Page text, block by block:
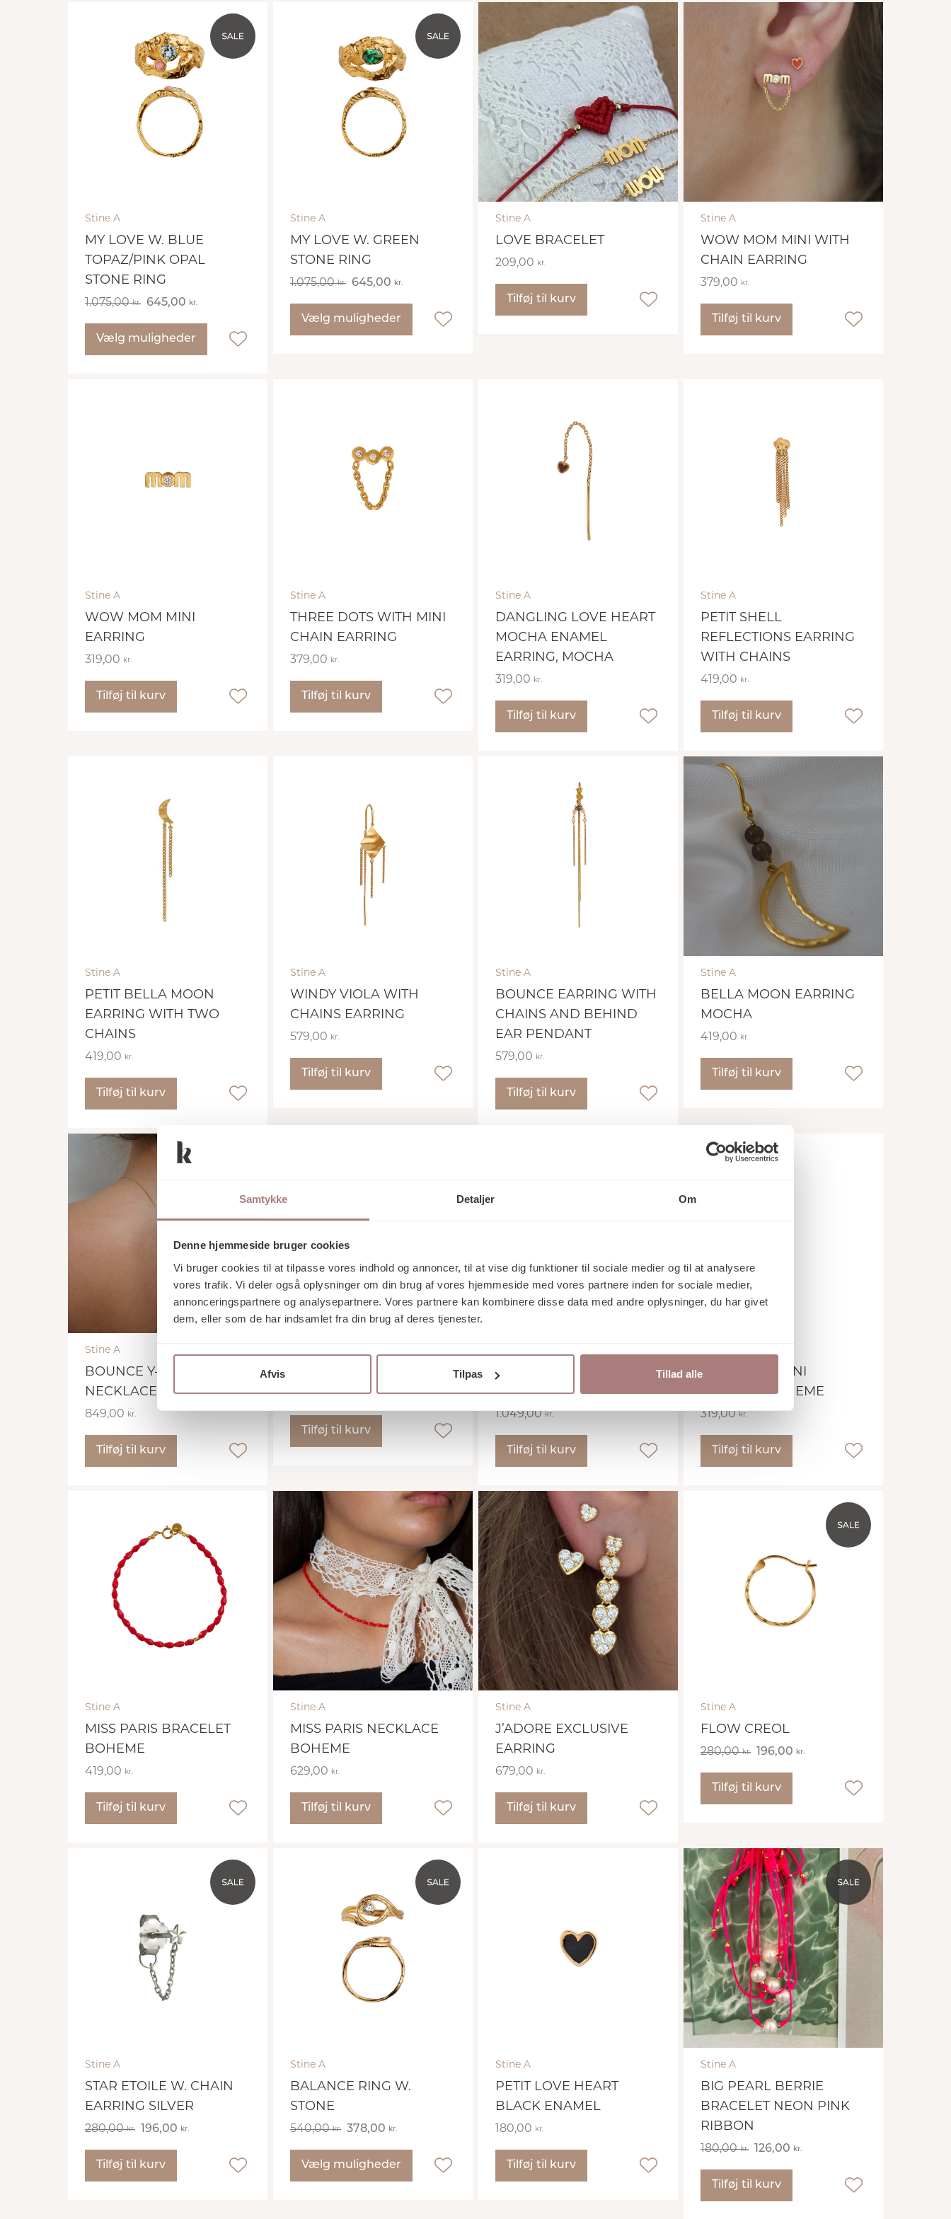
Samtykke Detaljer Om
Denne hjemmeside bruger cookies
Vi bruger cookies til at tilpasse vores indhold og annoncer, til at vise dig funktioner til sociale medier og til at analysere
vores trafik. Vi deler også oplysninger om din brug af vores hjemmeside med vores partnere inden for sociale medier,
annonceringspartnere og analysepartnere. Vores partnere kan kombinere disse data med andre oplysninger, du har givet
dem, eller som de har indsamlet fra din brug af deres tjenester.
Afvis Tilpas Tillad alle
Stine A
MY LOVE W. BLUE
TOPAZ/PINK OPAL
STONE RING
1.075,00kr. 645,00 kr.
Vælg muligheder
Stine A
MY LOVE W. GREEN
STONE RING
1.075,00kr. 645,00 kr.
Vælg muligheder
Stine A
LOVE BRACELET
209,00 kr.
Tilføj til kurv
Stine A
WOW MOM MINI WITH
CHAIN EARRING
379,00 kr.
Tilføj til kurv
Stine A
WOW MOM MINI
EARRING
319,00 kr.
Tilføj til kurv
Stine A
THREE DOTS WITH MINI
CHAIN EARRING
379,00 kr.
Tilføj til kurv
Stine A
DANGLING LOVE HEART
MOCHA ENAMEL
EARRING, MOCHA
319,00 kr.
Tilføj til kurv
Stine A
PETIT SHELL
REFLECTIONS EARRING
WITH CHAINS
419,00 kr.
Tilføj til kurv
Stine A
PETIT BELLA MOON
EARRING WITH TWO
CHAINS
419,00 kr.
Tilføj til kurv
Stine A
WINDY VIOLA WITH
CHAINS EARRING
579,00 kr.
Tilføj til kurv
Stine A
BOUNCE EARRING WITH
CHAINS AND BEHIND
EAR PENDANT
579,00 kr.
Tilføj til kurv
Stine A
BELLA MOON EARRING
MOCHA
419,00 kr.
Tilføj til kurv
Stine A
BOUNCE Y-SHAPE
NECKLACE
849,00 kr.
Tilføj til kurv
419,00kr.
Tilføj til kurv
PEARLIE NECKLACE
MOCHA
1.049,00kr.
Tilføj til kurv
MISS PARIS MINI
EARRING BOHEME
319,00kr.
Tilføj til kurv
Stine A
MISS PARIS BRACELET
BOHEME
419,00 kr.
Tilføj til kurv
Stine A
MISS PARIS NECKLACE
BOHEME
629,00 kr.
Tilføj til kurv
Stine A
J’ADORE EXCLUSIVE
EARRING
679,00 kr.
Tilføj til kurv
Stine A
FLOW CREOL
280,00kr. 196,00 kr.
Tilføj til kurv
Stine A
STAR ETOILE W. CHAIN
EARRING SILVER
280,00kr. 196,00 kr.
Tilføj til kurv
Stine A
BALANCE RING W.
STONE
540,00kr. 378,00 kr.
Vælg muligheder
Stine A
PETIT LOVE HEART
BLACK ENAMEL
180,00 kr.
Tilføj til kurv
Stine A
BIG PEARL BERRIE
BRACELET NEON PINK
RIBBON
180,00kr. 126,00 kr.
Tilføj til kurv